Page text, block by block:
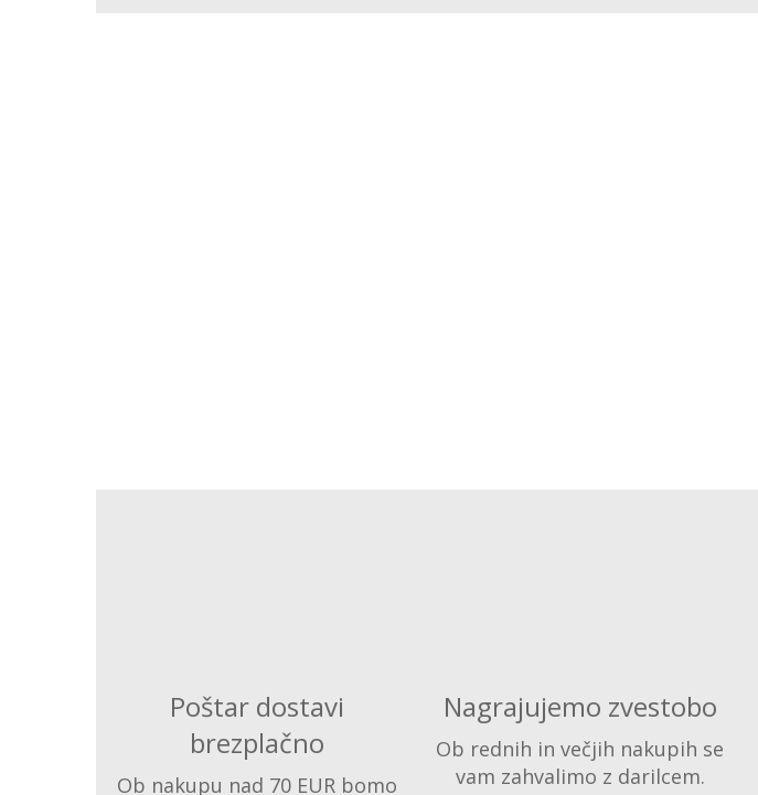
Poštar dostavi
brezplačno
Ob nakupu nad 70 EUR bomo
Nagrajujemo zvestobo
Ob rednih in večjih nakupih se
vam zahvalimo z darilcem.